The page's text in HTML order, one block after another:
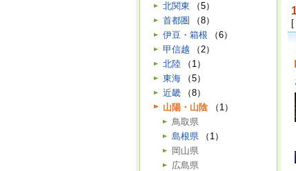
北関東
（5）
首都圏
（8）
伊豆・箱根
（6）
甲信越
（2）
北陸
（1）
東海
（5）
近畿
（8）
山陽・山陰 （1）
鳥取県
島根県
（1）
岡山県
広島県
[